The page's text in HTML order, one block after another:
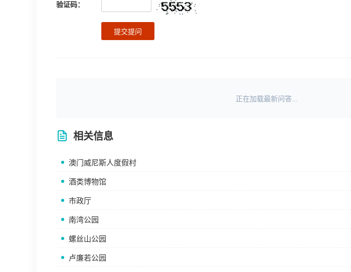
验证码：
提交提问
正在加载最新问答...
相关信息
澳门威尼斯人度假村
酒类博物馆
市政厅
南湾公园
螺丝山公园
卢廉若公园